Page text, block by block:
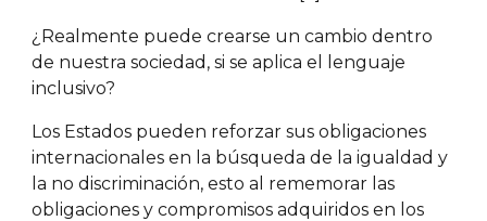
¿Realmente puede crearse un cambio dentro
de nuestra sociedad, si se aplica el lenguaje
inclusivo?
Los Estados pueden reforzar sus obligaciones
internacionales en la búsqueda de la igualdad y
la no discriminación, esto al rememorar las
obligaciones y compromisos adquiridos en los